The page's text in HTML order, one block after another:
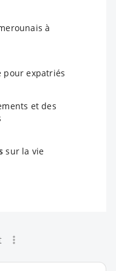
à
pour expatriés
et des
sur la vie